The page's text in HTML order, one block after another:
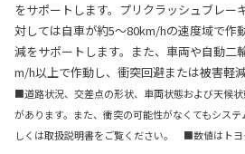
をサポートします。プリクラッシュブレー
対しては自車が約5〜80km/hの速度域で作
減をサポートします。また、車両や自動二
m/h以上で作動し、衝突回避または被害軽
■道路状況、交差点の形状、車両状態および天候
があります。また、衝突の可能性がなくてもシス
しくは取扱説明書をご覧ください。 ■数値はトヨ